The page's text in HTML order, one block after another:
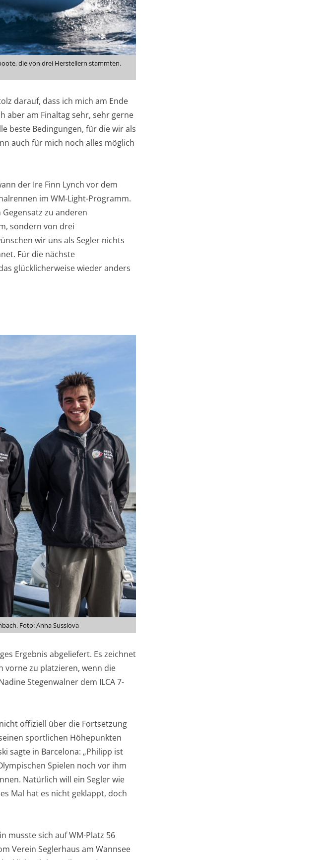
die von drei Herstellern stammten.
darauf, dass ich mich am Ende
aber am Finaltag sehr, sehr gerne
beste Bedingungen, für die wir als
auch für mich noch alles möglich
der Ire Finn Lynch vor dem
im WM-Light-Programm.
zu anderen
sondern von drei
wir uns als Segler nichts
Für die nächste
glücklicherweise wieder anders
Foto: Anna Susslova
Ergebnis abgeliefert. Es zeichnet
vorne zu platzieren, wenn die
Stegenwalner dem ILCA 7-
offiziell über die Fortsetzung
sportlichen Höhepunkten
sagte in Barcelona: „Philipp ist
Spielen noch vor ihm
Natürlich will ein Segler wie
Mal hat es nicht geklappt, doch
musste sich auf WM-Platz 56
Verein Seglerhaus am Wannsee